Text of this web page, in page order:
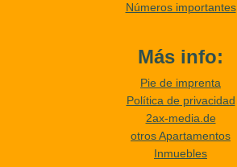
Números importantes
Más info:
Pie de imprenta
Política de privacidad
2ax-media.de
otros Apartamentos
Inmuebles